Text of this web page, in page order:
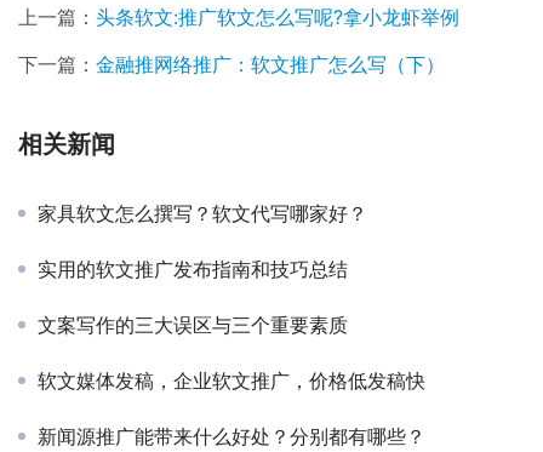
上一篇： 头条软文:推广软文怎么写呢?拿小龙虾举例
下一篇： 金融推网络推广：软文推广怎么写（下）
相关新闻
家具软文怎么撰写？软文代写哪家好？
实用的软文推广发布指南和技巧总结
文案写作的三大误区与三个重要素质
软文媒体发稿，企业软文推广，价格低发稿快
新闻源推广能带来什么好处？分别都有哪些？